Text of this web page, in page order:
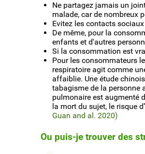
Ne partagez jamais un
malade, car de nombreux
Evitez les contacts
De même, pour la
enfants et d'autres
Si la consommation est
Pour les consommateurs
respiratoire agit comme
affaiblie. Une étude
tabagisme de la personne
pulmonaire est augmenté
la mort du sujet, le risque
Guan and al. 2020)
Ou puis-je trouver des